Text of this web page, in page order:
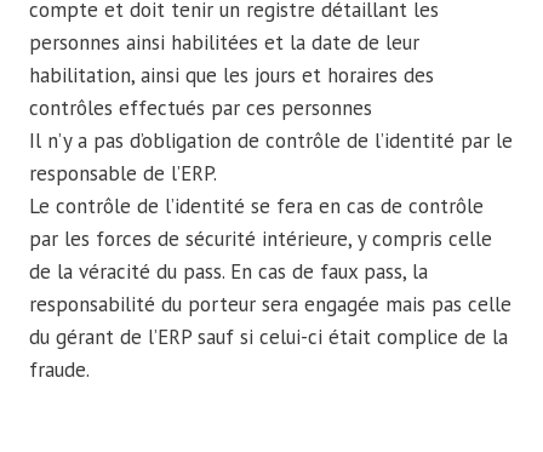
compte et doit tenir un registre détaillant les
personnes ainsi habilitées et la date de leur
habilitation, ainsi que les jours et horaires des
contrôles effectués par ces personnes
Il n’y a pas d’obligation de contrôle de l’identité par le
responsable de l’ERP.
Le contrôle de l’identité se fera en cas de contrôle
par les forces de sécurité intérieure, y compris celle
de la véracité du pass. En cas de faux pass, la
responsabilité du porteur sera engagée mais pas celle
du gérant de l’ERP sauf si celui-ci était complice de la
fraude.